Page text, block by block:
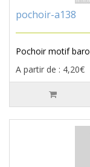
pochoir-a138
Pochoir motif
A partir de : 4,20€